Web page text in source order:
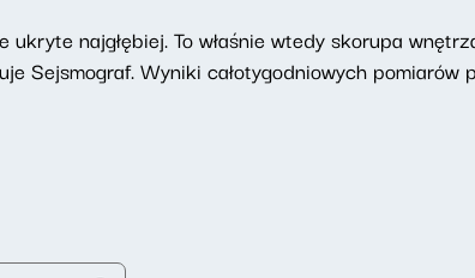
ukryte najgłębiej. To właśnie wtedy skorupa
Sejsmograf. Wyniki całotygodniowych